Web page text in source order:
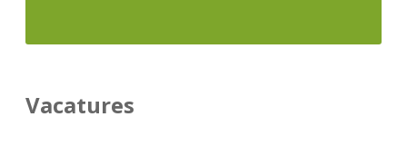
Vacatures